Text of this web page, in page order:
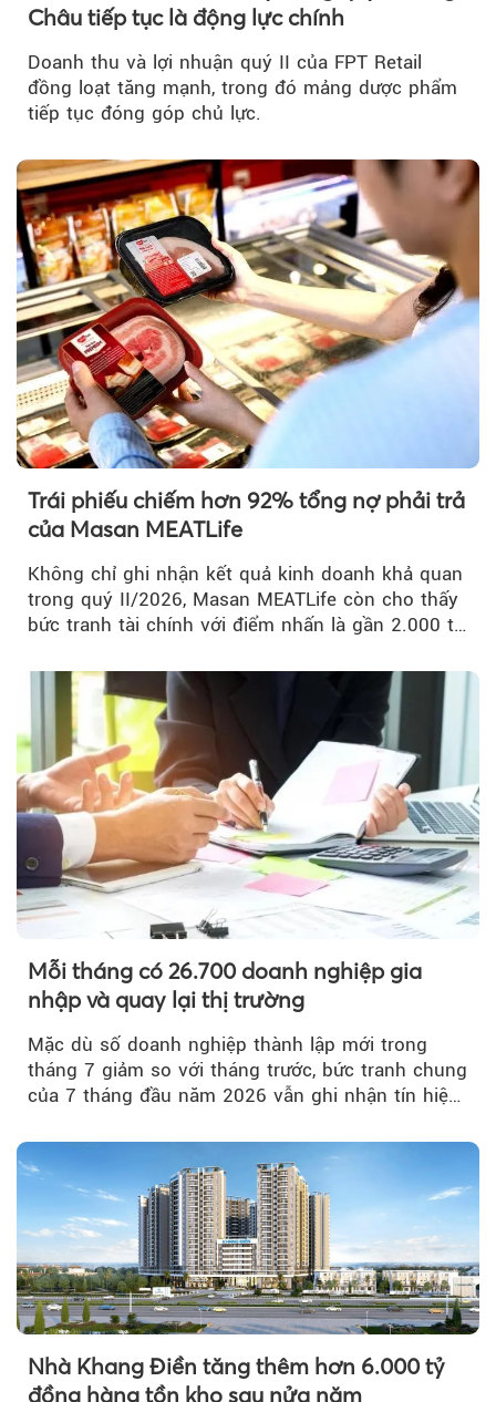
Châu tiếp tục là động lực chính
Doanh thu và lợi nhuận quý II của FPT Retail
đồng loạt tăng mạnh, trong đó mảng dược phẩm
tiếp tục đóng góp chủ lực.
Trái phiếu chiếm hơn 92% tổng nợ phải trả
của Masan MEATLife
Không chỉ ghi nhận kết quả kinh doanh khả quan
trong quý II/2026, Masan MEATLife còn cho thấy
bức tranh tài chính với điểm nhấn là gần 2.000 tỷ
Mỗi tháng có 26.700 doanh nghiệp gia
nhập và quay lại thị trường
Mặc dù số doanh nghiệp thành lập mới trong
tháng 7 giảm so với tháng trước, bức tranh chung
của 7 tháng đầu năm 2026 vẫn ghi nhận tín hiệu
Nhà Khang Điền tăng thêm hơn 6.000 tỷ
đồng hàng tồn kho sau nửa năm